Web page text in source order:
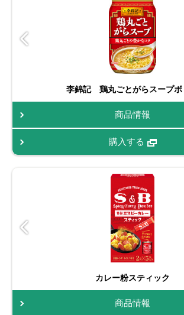
李錦記 鶏丸ごとがらスープボ
商品情報
購入する
カレー粉スティック
商品情報